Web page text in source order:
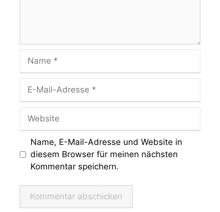
Mail-
Adresse
Name, E-Mail-Adresse und Website in
diesem Browser für meinen nächsten
Kommentar speichern.